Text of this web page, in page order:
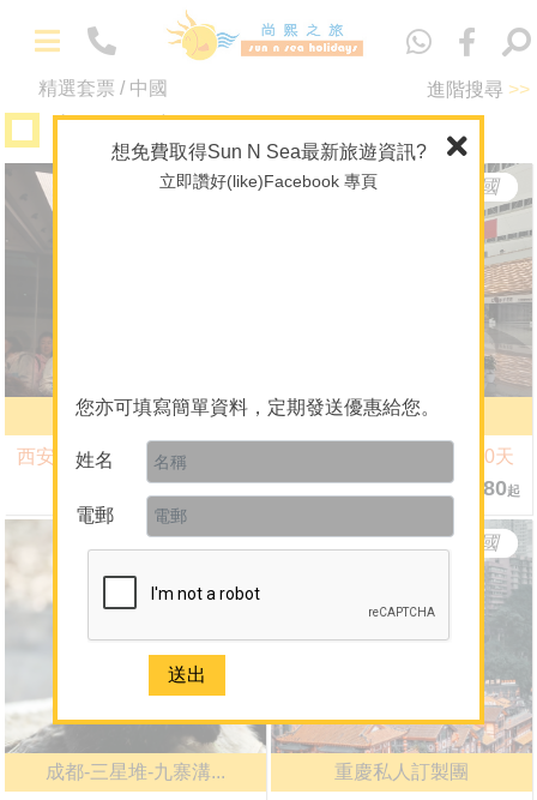
想免費取得Sun N Sea最新旅遊資訊?
立即讚好(like)Facebook 專頁
您亦可填寫簡單資料，定期發送優惠給您。
姓名
電郵
Eng
海外婚禮及攝影
主題 / 深度遊
A+酒店套票
潛水旅遊及課程
關於 Sun N Sea Holidays
團隊介紹
網誌
媒體報導
聯絡我們
精選套票 / 中國 進階搜尋 >>
主題 / 深度遊
中國
網紅西安
西安
4晚 $5,580
中國
新疆(南北疆)
帕米爾高原·VIP精華遊10天
9晚 $19,480起
四川 中國
成都-三星堆-九寨溝...
重慶 中國
重慶私人訂製團